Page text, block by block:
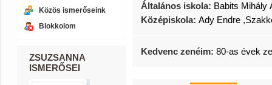
Közös ismerőseink
Blokkolom
ZSUZSANNA
ISMERŐSEI
Általános iskola: Babits Mihály
Középiskola: Ady Endre
Kedvenc zenéim: 80-as évek